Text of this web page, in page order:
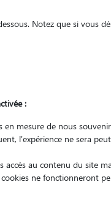
quel animal ?
mon Pet Sitter
Notez que si vous
:
en mesure de nous
l'expérience ne sera
accès au contenu du site
ne fonctionneront